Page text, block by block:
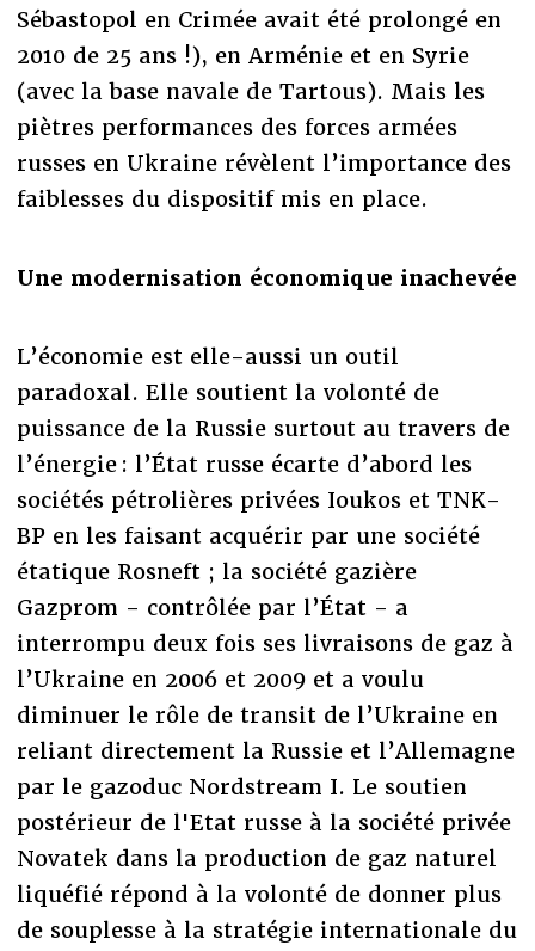
Sébastopol en Crimée avait été prolongé en
2010 de 25 ans !), en Arménie et en Syrie
(avec la base navale de Tartous). Mais les
piètres performances des forces armées
russes en Ukraine révèlent l’importance des
faiblesses du dispositif mis en place.
Une modernisation économique inachevée
L’économie est elle-aussi un outil
paradoxal. Elle soutient la volonté de
puissance de la Russie surtout au travers de
l’énergie : l’État russe écarte d’abord les
sociétés pétrolières privées Ioukos et TNK-
BP en les faisant acquérir par une société
étatique Rosneft ; la société gazière
Gazprom - contrôlée par l’État - a
interrompu deux fois ses livraisons de gaz à
l’Ukraine en 2006 et 2009 et a voulu
diminuer le rôle de transit de l’Ukraine en
reliant directement la Russie et l’Allemagne
par le gazoduc Nordstream I. Le soutien
postérieur de l'Etat russe à la société privée
Novatek dans la production de gaz naturel
liquéfié répond à la volonté de donner plus
de souplesse à la stratégie internationale du